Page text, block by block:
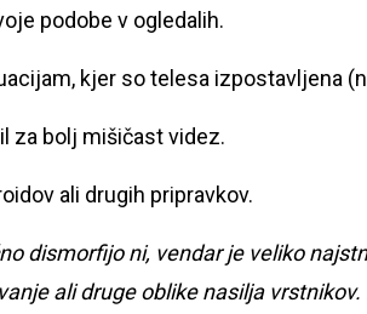
podobe v ogledalih.
kjer so telesa izpostavljena
za bolj mišičast videz.
ali drugih pripravkov.
dismorfijo ni, vendar je veliko
ali druge oblike nasilja